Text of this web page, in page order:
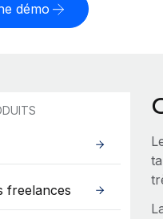
démo
freelances